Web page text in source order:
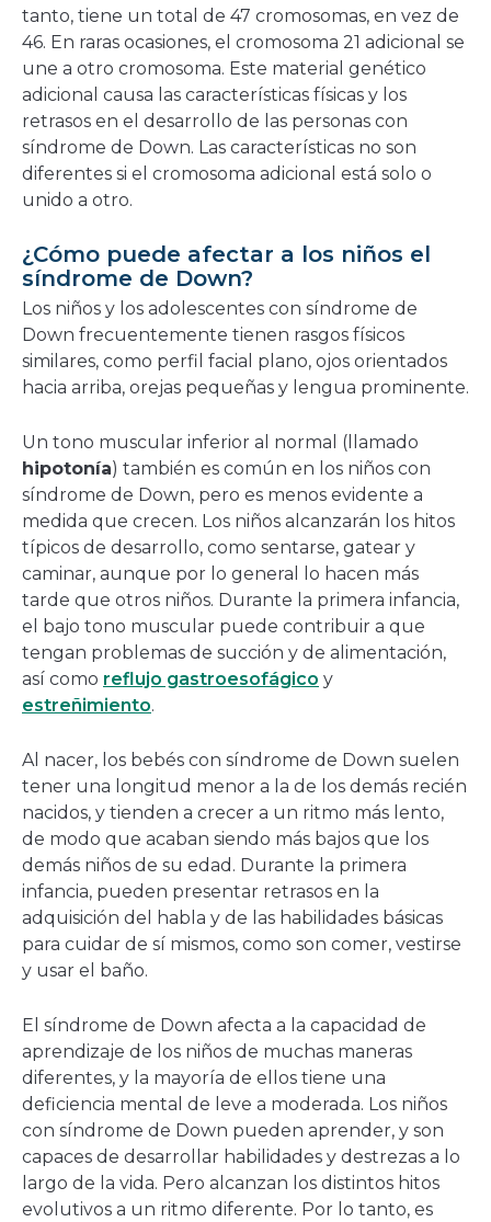
tanto, tiene un total de 47 cromosomas, en vez de
46. En raras ocasiones, el cromosoma 21 adicional se
une a otro cromosoma. Este material genético
adicional causa las características físicas y los
retrasos en el desarrollo de las personas con
síndrome de Down. Las características no son
diferentes si el cromosoma adicional está solo o
unido a otro.
¿Cómo puede afectar a los niños el
síndrome de Down?
Los niños y los adolescentes con síndrome de
Down frecuentemente tienen rasgos físicos
similares, como perfil facial plano, ojos orientados
hacia arriba, orejas pequeñas y lengua prominente.
Un tono muscular inferior al normal (llamado
hipotonía) también es común en los niños con
síndrome de Down, pero es menos evidente a
medida que crecen. Los niños alcanzarán los hitos
típicos de desarrollo, como sentarse, gatear y
caminar, aunque por lo general lo hacen más
tarde que otros niños. Durante la primera infancia,
el bajo tono muscular puede contribuir a que
tengan problemas de succión y de alimentación,
así como reflujo gastroesofágico y
estreñimiento.
Al nacer, los bebés con síndrome de Down suelen
tener una longitud menor a la de los demás recién
nacidos, y tienden a crecer a un ritmo más lento,
de modo que acaban siendo más bajos que los
demás niños de su edad. Durante la primera
infancia, pueden presentar retrasos en la
adquisición del habla y de las habilidades básicas
para cuidar de sí mismos, como son comer, vestirse
y usar el baño.
El síndrome de Down afecta a la capacidad de
aprendizaje de los niños de muchas maneras
diferentes, y la mayoría de ellos tiene una
deficiencia mental de leve a moderada. Los niños
con síndrome de Down pueden aprender, y son
capaces de desarrollar habilidades y destrezas a lo
largo de la vida. Pero alcanzan los distintos hitos
evolutivos a un ritmo diferente. Por lo tanto, es